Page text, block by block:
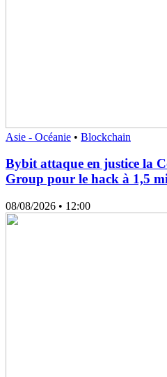
Asie - Océanie • Blockchain
Bybit attaque en justice la
Group pour le hack à 1,5
08/08/2026 • 12:00